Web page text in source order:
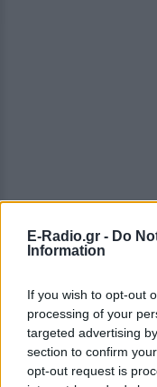
E-Radio.gr - Do
Information
If you wish to opt-out
processing of your
targeted advertising
section to confirm
opt-out request is
ΔΕΙΤΕ
ΣΤΗΝ ΙΔΙΑ